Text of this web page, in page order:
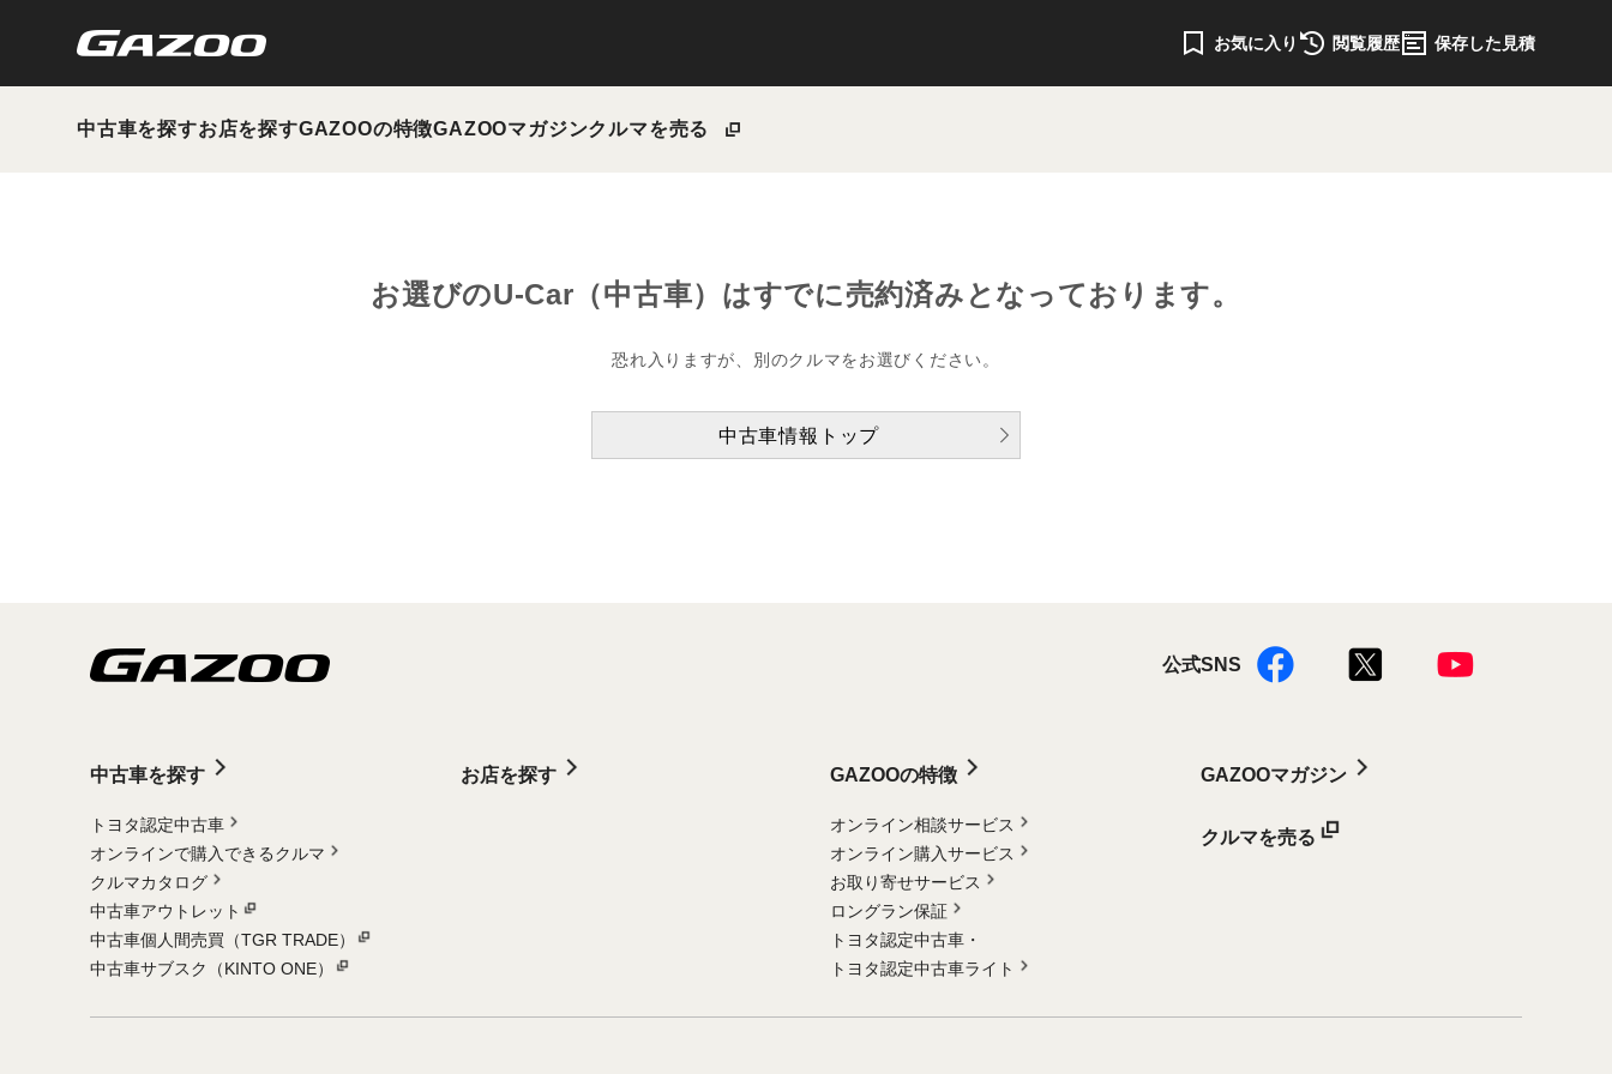
お気に入り 閲覧履歴 保存した見積
中古車を探すお店を探すGAZOOの特徴GAZOOマガジンクルマを売る
お選びのU-Car（中古車）はすでに売約済みとなっております。
恐れ入りますが、別のクルマをお選びください。
中古車情報トップ
公式SNS
中古車を探す
トヨタ認定中古車
オンラインで購入できるクルマ
クルマカタログ
中古車アウトレット
中古車個人間売買（TGR TRADE）
中古車サブスク（KINTO ONE）
お店を探す GAZOOの特徴
オンライン相談サービス
オンライン購入サービス
お取り寄せサービス
ロングラン保証
トヨタ認定中古車・
トヨタ認定中古車ライト
GAZOOマガジン
クルマを売る